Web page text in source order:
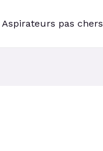
Aspirateurs pas chers